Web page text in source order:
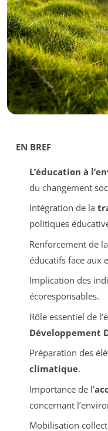
EN BREF
L’éducation à
du changement
Intégration de la
politiques
Renforcement de la
éducatifs face aux
Implication des
écoresponsables.
Rôle essentiel de
Développement
Préparation des
climatique.
Importance de l’
concernant
Mobilisation